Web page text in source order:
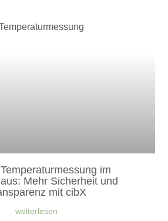
im
Mehr Sicherheit und
mit cibX
weiterlesen